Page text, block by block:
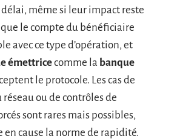
même si leur impact reste
le compte du bénéficiaire
avec ce type d’opération, et
émettricecomme la banque
le protocole. Les cas de
ou de contrôles de
sont rares mais possibles,
en cause la norme de rapidité.